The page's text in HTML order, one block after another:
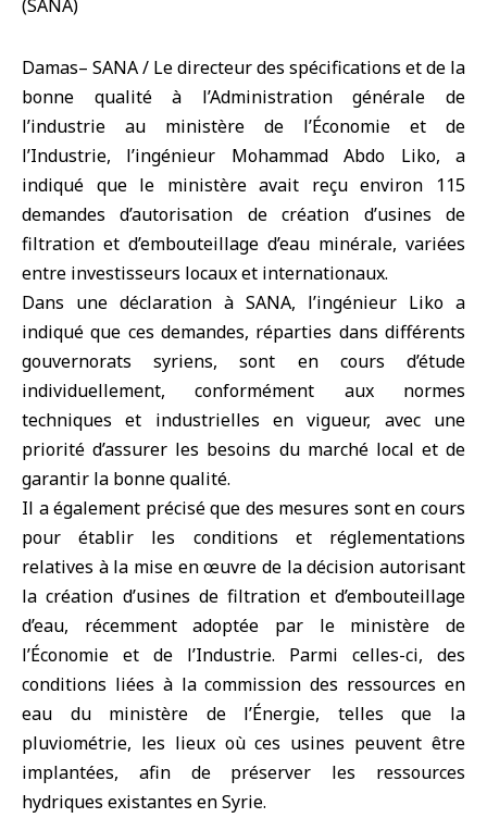
Damas– SANA / Le directeur des spécifications et de la
bonne qualité à l’Administration générale de
l’industrie au ministère de l’Économie et de
l’Industrie, l’ingénieur Mohammad Abdo Liko, a
indiqué que le ministère avait reçu environ 115
demandes d’autorisation de création d’usines de
filtration et d’embouteillage d’eau minérale, variées
entre investisseurs locaux et internationaux.
Dans une déclaration à SANA, l’ingénieur Liko a
indiqué que ces demandes, réparties dans différents
gouvernorats syriens, sont en cours d’étude
individuellement, conformément aux normes
techniques et industrielles en vigueur, avec une
priorité d’assurer les besoins du marché local et de
garantir la bonne qualité.
Il a également précisé que des mesures sont en cours
pour établir les conditions et réglementations
relatives à la mise en œuvre de la décision autorisant
la création d’usines de filtration et d’embouteillage
d’eau, récemment adoptée par le ministère de
l’Économie et de l’Industrie. Parmi celles-ci, des
conditions liées à la commission des ressources en
eau du ministère de l’Énergie, telles que la
pluviométrie, les lieux où ces usines peuvent être
implantées, afin de préserver les ressources
hydriques existantes en Syrie.